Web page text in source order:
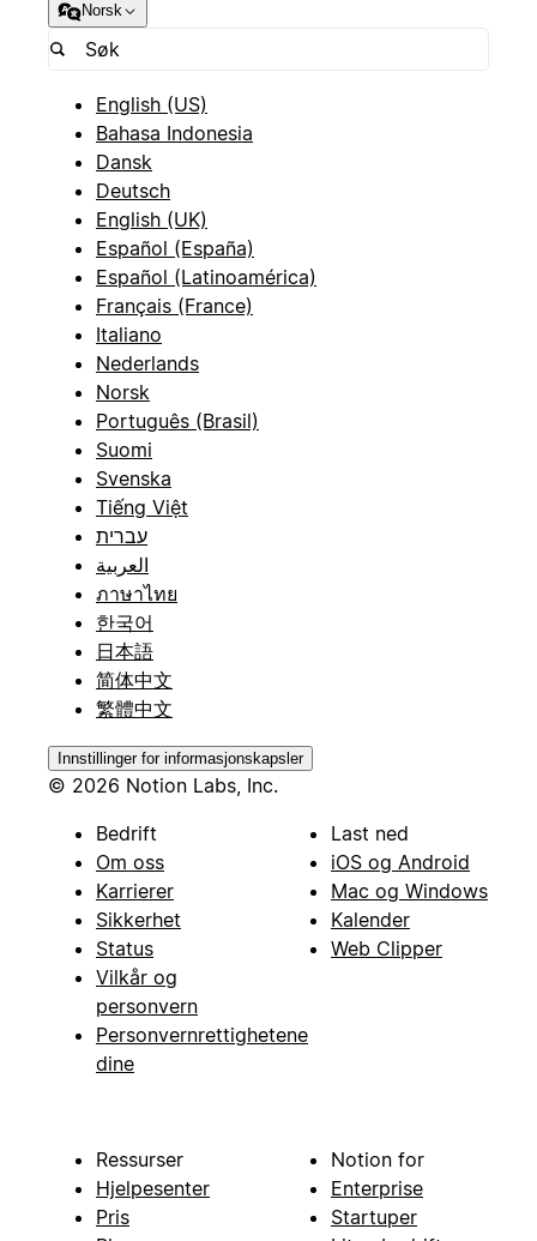
Norsk
English (US)
Bahasa Indonesia
Dansk
Deutsch
English (UK)
Español (España)
Español (Latinoamérica)
Français (France)
Italiano
Nederlands
Norsk
Português (Brasil)
Suomi
Svenska
Tiếng Việt
עברית
العربية
ภาษาไทย
한국어
日本語
简体中文
繁體中文
Innstillinger for informasjonskapsler
© 2026 Notion Labs, Inc.
Bedrift
Om oss
Karrierer
Sikkerhet
Status
Vilkår og
personvern
Personvernrettighetene
dine
Last ned
iOS og Android
Mac og Windows
Kalender
Web Clipper
Ressurser
Hjelpesenter
Pris
Notion for
Enterprise
Startuper